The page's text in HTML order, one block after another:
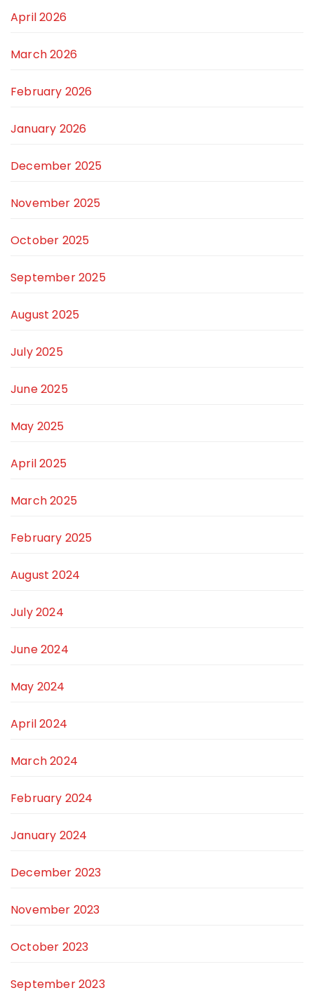
April 2026
March 2026
February 2026
January 2026
December 2025
November 2025
October 2025
September 2025
August 2025
July 2025
June 2025
May 2025
April 2025
March 2025
February 2025
August 2024
July 2024
June 2024
May 2024
April 2024
March 2024
February 2024
January 2024
December 2023
November 2023
October 2023
September 2023